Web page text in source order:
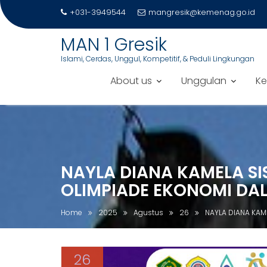
n
+031-3949544 mangresik@kemenag.go.id
MAN 1 Gresik
Islami, Cerdas, Unggul, Kompetitif, & Peduli Lingkungan
About us Unggulan
NAYLA DIANA KAMELA
OLIMPIADE EKONOMI
Home 2025 Agustus 26 NAYLA DIANA
26